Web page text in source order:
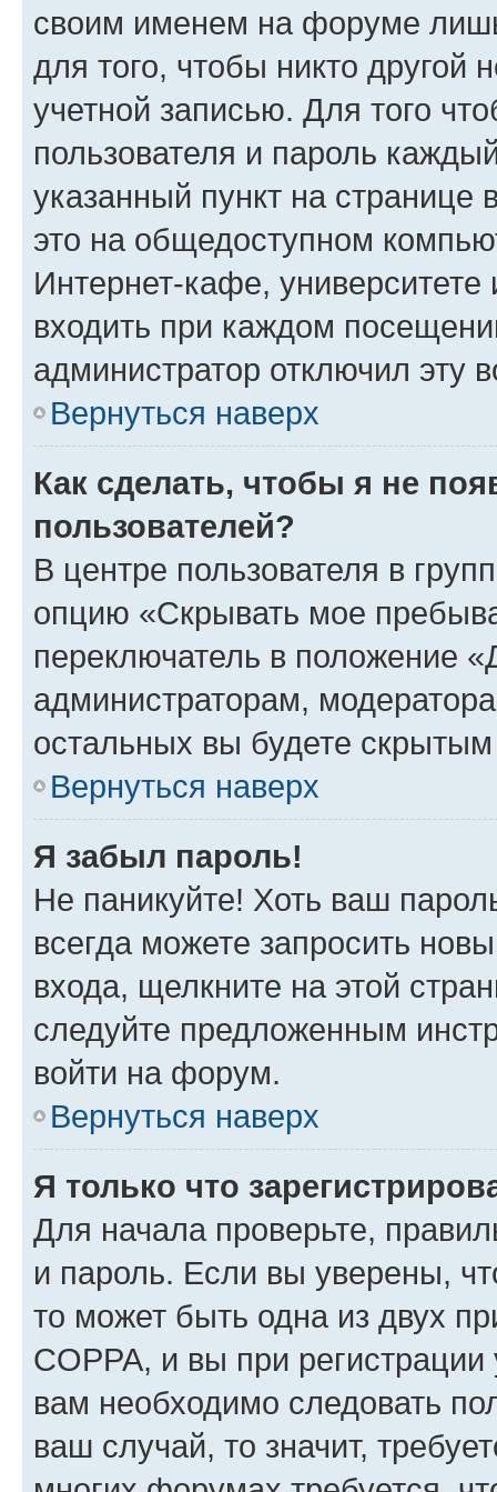
своим именем на форуме
для того, чтобы никто другой
учетной записью. Для того
пользователя и пароль
указанный пункт на
это на общедоступном
Интернет-кафе, университете
входить при каждом
администратор отключил эту
Вернуться наверх
Как сделать, чтобы я не
пользователей?
В центре пользователя в
опцию «Скрывать мое
переключатель в положение
администраторам,
остальных вы будете
Вернуться наверх
Я забыл пароль!
Не паникуйте! Хоть ваш
всегда можете запросить
входа, щелкните на этой
следуйте предложенным
войти на форум.
Вернуться наверх
Я только что
Для начала проверьте,
и пароль. Если вы уверены,
то может быть одна из двух
COPPA, и вы при
вам необходимо следовать
ваш случай, то значит,